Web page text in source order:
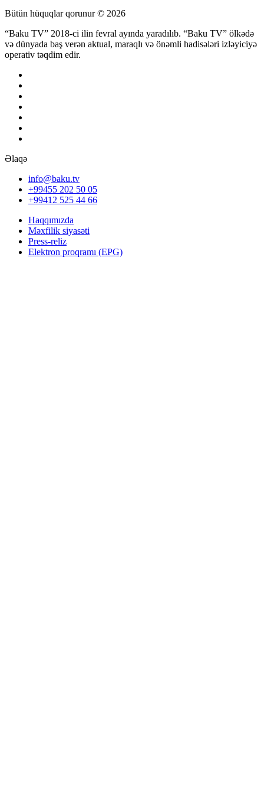
Bütün hüquqlar qorunur © 2026
“Baku TV” 2018-ci ilin fevral ayında yaradılıb. “Baku TV” ölkədə
və dünyada baş verən aktual, maraqlı və önəmli hadisələri izləyiciyə
operativ təqdim edir.
Əlaqə
info@baku.tv
+99455 202 50 05
+99412 525 44 66
Haqqımızda
Məxfilik siyasəti
Press-reliz
Elektron proqramı (EPG)